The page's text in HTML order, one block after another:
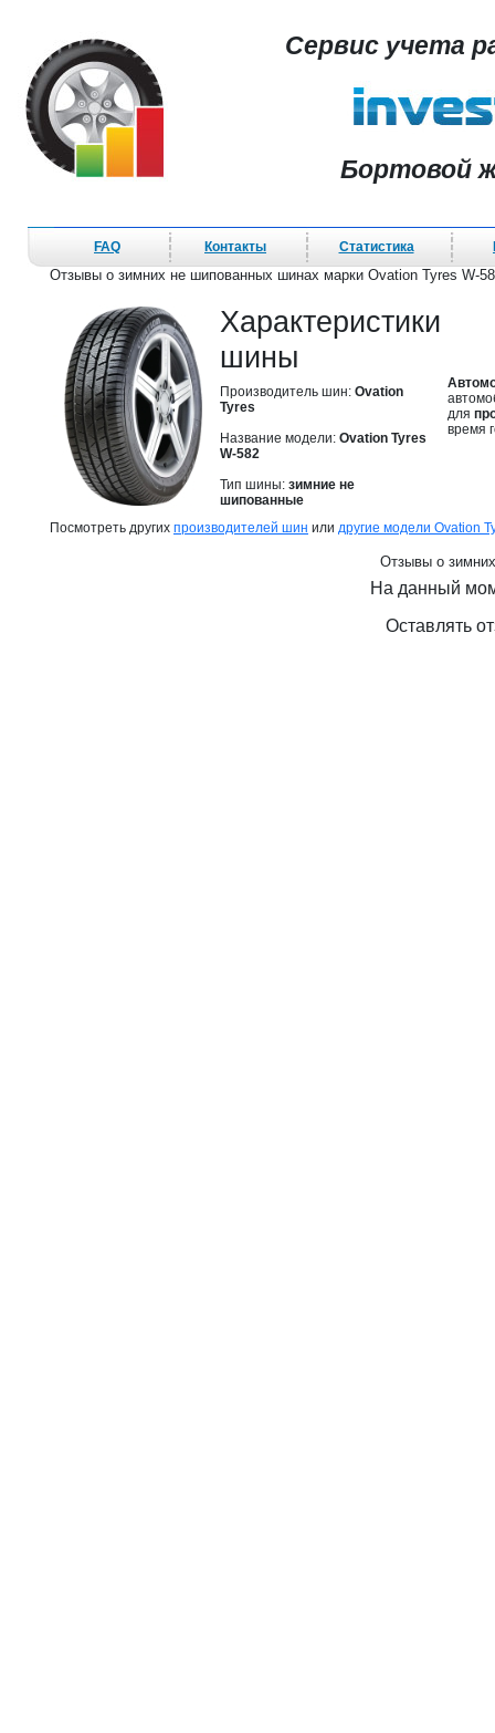
Сервис учета
Бортовой
FAQ Контакты Статистика
Отзывы о зимних не шипованных шинах марки Ovation Tyres W-
Характеристики
шины
Производитель шин: Ovation
Tyres
Название модели: Ovation Tyres
W-582
Тип шины: зимние не
шипованные
для
время
Посмотреть других производителей шин или другие модели Ovation
Отзывы о
На данный
Оставлять